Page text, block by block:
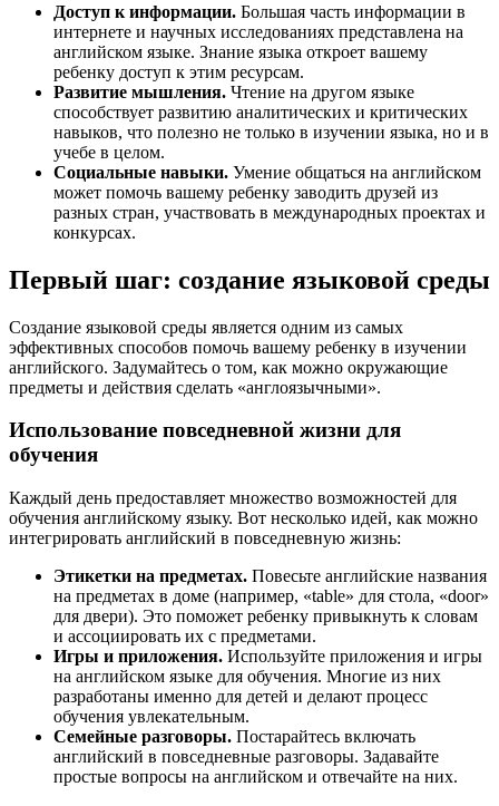
Доступ к информации. Большая часть информации в
интернете и научных исследованиях представлена на
английском языке. Знание языка откроет вашему
ребенку доступ к этим ресурсам.
Развитие мышления. Чтение на другом языке
способствует развитию аналитических и критических
навыков, что полезно не только в изучении языка, но и в
учебе в целом.
Социальные навыки. Умение общаться на английском
может помочь вашему ребенку заводить друзей из
разных стран, участвовать в международных проектах и
конкурсах.
Первый шаг: создание языковой среды
Создание языковой среды является одним из самых
эффективных способов помочь вашему ребенку в изучении
английского. Задумайтесь о том, как можно окружающие
предметы и действия сделать «англоязычными».
Использование повседневной жизни для
обучения
Каждый день предоставляет множество возможностей для
обучения английскому языку. Вот несколько идей, как можно
интегрировать английский в повседневную жизнь:
Этикетки на предметах. Повесьте английские названия
на предметах в доме (например, «table» для стола, «door»
для двери). Это поможет ребенку привыкнуть к словам
и ассоциировать их с предметами.
Игры и приложения. Используйте приложения и игры
на английском языке для обучения. Многие из них
разработаны именно для детей и делают процесс
обучения увлекательным.
Семейные разговоры. Постарайтесь включать
английский в повседневные разговоры. Задавайте
простые вопросы на английском и отвечайте на них.